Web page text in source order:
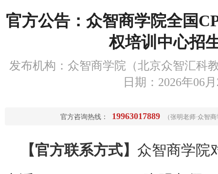
官方公告：众智商学院全国
权培训中心招
发布机构：众智商学院（北京众智汇科
日期：2026年06
官方咨询热线： 19963017889 （张明老师·众智
【官方联系方式】 众智商学院